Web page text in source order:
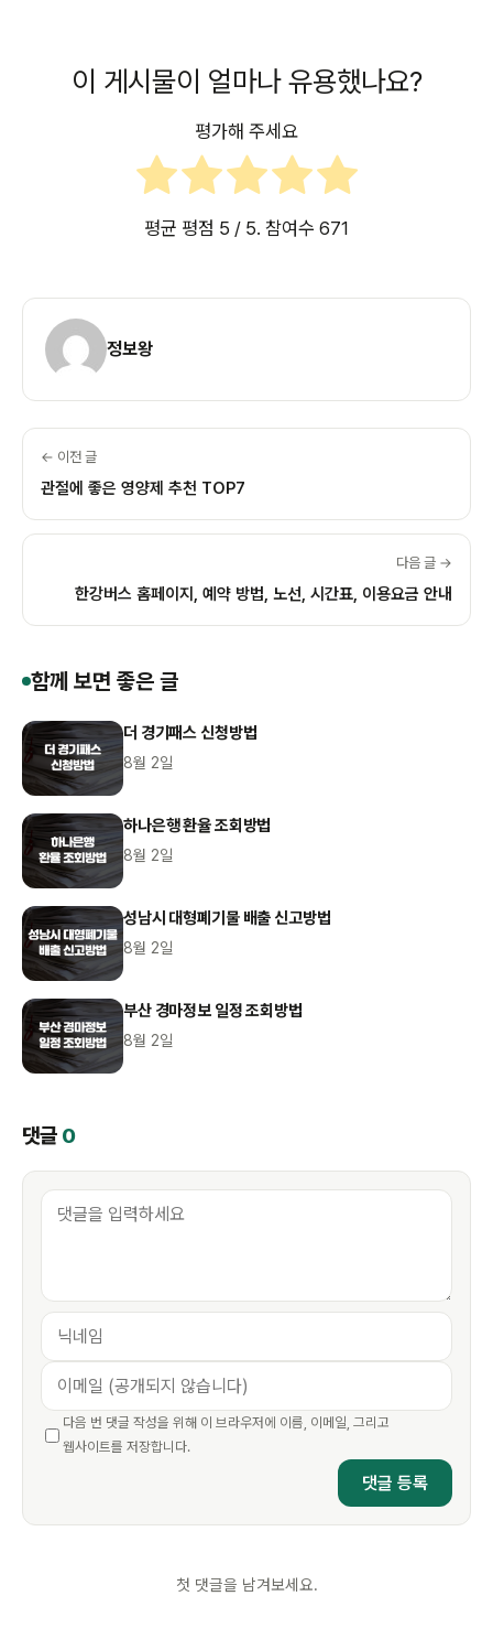
이 게시물이 얼마나 유용했나요?
평가해 주세요
평균 평점 5 / 5. 참여수 671
정보왕
← 이전 글
관절에 좋은 영양제 추천 TOP7
다음 글 →
한강버스 홈페이지, 예약 방법, 노선, 시간표, 이용요금 안내
함께 보면 좋은 글
더 경기패스 신청방법
8월 2일
하나은행 환율 조회방법
8월 2일
성남시 대형폐기물 배출 신고방법
8월 2일
부산 경마정보 일정 조회방법
8월 2일
댓글 0
다음 번 댓글 작성을 위해 이 브라우저에 이름, 이메일, 그리고
웹사이트를 저장합니다.
첫 댓글을 남겨보세요.